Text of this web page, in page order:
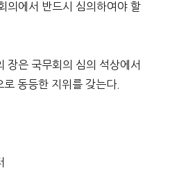
의에서 반드시 심의하여야 할
은 국무회의 심의 석상에서
동등한 지위를 갖는다.